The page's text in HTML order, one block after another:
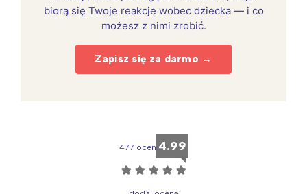
biorą się Twoje reakcje wobec dziecka — i co
możesz z nimi zrobić.
Zapisz się za darmo →
477 ocen 4.99
☆ ☆ ☆ ☆ ☆